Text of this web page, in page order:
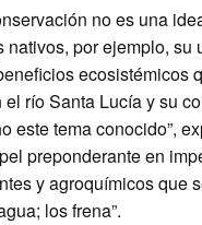
no es una
nativos, por ejemplo, su
ecosistémicos
el río Santa Lucía y su
este tema conocido”,
preponderante en
y agroquímicos que
los frena”.